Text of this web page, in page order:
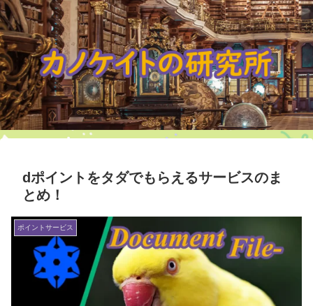
dポイントをタダでもらえるサービスのま
とめ！
ポイントサービス